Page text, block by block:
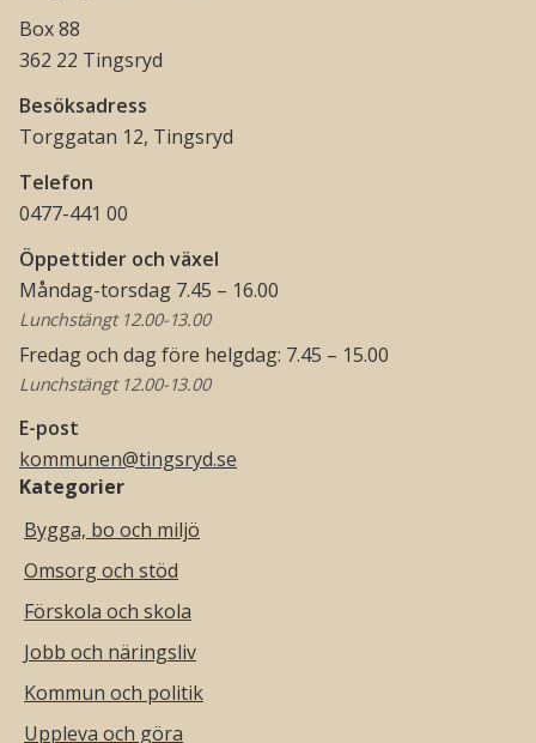
Box 88
362 22 Tingsryd
Besöksadress
Torggatan 12, Tingsryd
Telefon
0477-441 00
Öppettider och växel
Måndag-torsdag 7.45 – 16.00
Lunchstängt 12.00-13.00
Fredag och dag före helgdag: 7.45 – 15.00
Lunchstängt 12.00-13.00
E-post
kommunen@tingsryd.se
Kategorier
Bygga, bo och miljö
Omsorg och stöd
Förskola och skola
Jobb och näringsliv
Kommun och politik
Uppleva och göra